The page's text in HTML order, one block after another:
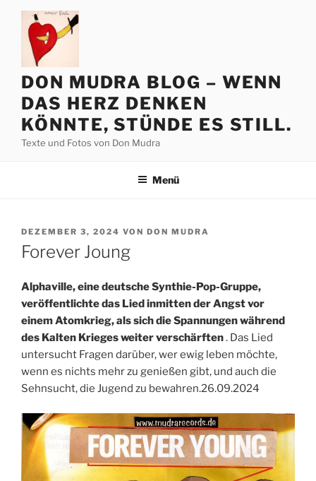
Zum
springen
DON MUDRA BLOG – WENN
DAS HERZ DENKEN
KÖNNTE, STÜNDE ES STILL.
Texte und Fotos von Don Mudra
Menü
VERÖFFENTLICHT
AM
DEZEMBER 3, 2024 VON DON MUDRA
Forever Joung
Alphaville, eine deutsche Synthie-Pop-Gruppe,
veröffentlichte das Lied inmitten der Angst vor
einem Atomkrieg, als sich die Spannungen während
des Kalten Krieges weiter verschärften. Das Lied
untersucht Fragen darüber, wer ewig leben möchte,
wenn es nichts mehr zu genießen gibt, und auch die
Sehnsucht, die Jugend zu bewahren.26.09.2024